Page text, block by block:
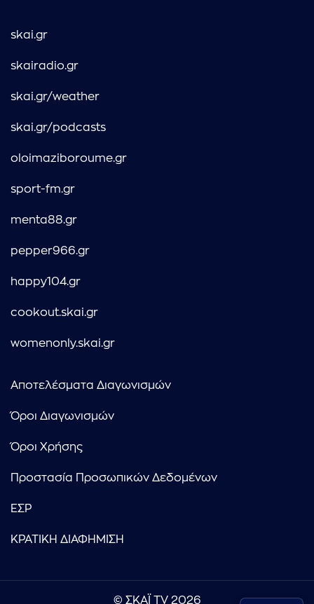
skai.gr
skairadio.gr
skai.gr/weather
skai.gr/podcasts
oloimaziboroume.gr
sport-fm.gr
menta88.gr
pepper966.gr
happy104.gr
cookout.skai.gr
womenonly.skai.gr
Αποτελέσματα Διαγωνισμών
Όροι Διαγωνισμών
Όροι Χρήσης
Προστασία Προσωπικών Δεδομένων
ΕΣΡ
ΚΡΑΤΙΚΗ ΔΙΑΦΗΜΙΣΗ
© ΣΚΑΪ TV 2026